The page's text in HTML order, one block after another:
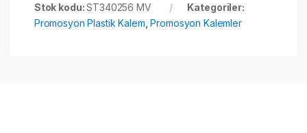
Stok kodu:ST340256 MV
Kategoriler:
Promosyon Plastik Kalem ,Promosyon Kalemler